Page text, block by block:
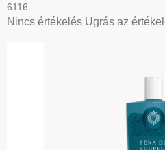
6116
A
Nincs értékelés Ugrás az